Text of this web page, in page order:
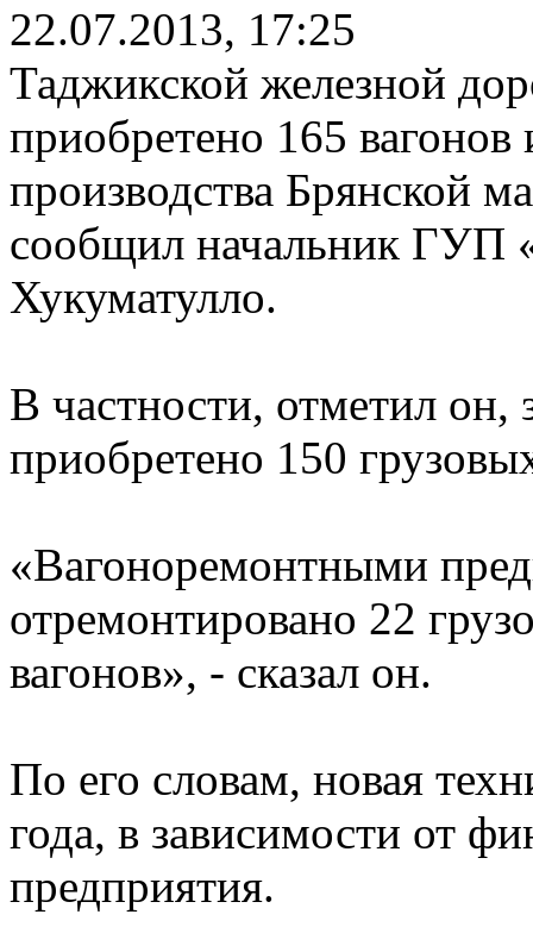
22.07.2013, 17:25
Таджикской железной
приобретено 165
производства Брянской
сообщил начальник
Хукуматулло.
В частности, отметил он,
приобретено 150
«Вагоноремонтными
отремонтировано 22
вагонов», - сказал он.
По его словам, новая
года, в зависимости от
предприятия.